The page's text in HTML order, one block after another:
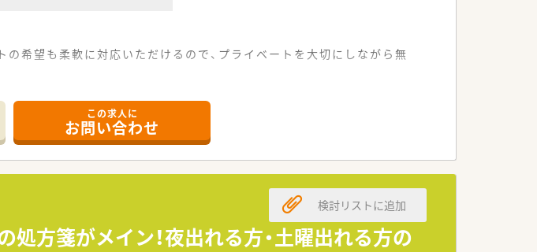
希望も柔軟に対応いただけるので、プライベートを大切にしながら無
、毎日の通勤負担が少なく快適に通えます。
1日あたり30枚から40枚ほど応需しています。
がら調剤業務や服薬指導を行っております。
局を安定して展開している地域密着の法人です。
と感じられる職場環境づくりを目指しています。
あり、個人の事情に寄り添ってくれる会社です。
この求人に
お問い合わせ
処方箋がメイン！夜出れる方・土曜出れる方の
検討リストに追加